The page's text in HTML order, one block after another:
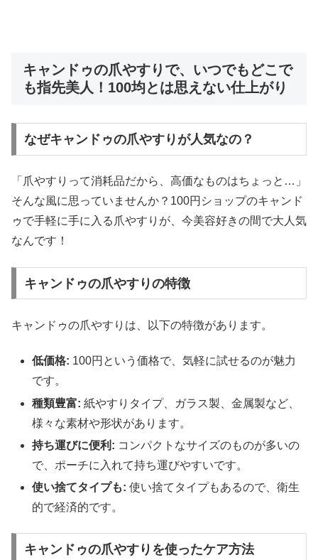
キャンドゥの爪やすりで、いつでもどこで
も指先美人！100均とは思えない仕上がり
なぜキャンドゥの爪やすりが人気なの？
「爪やすりって消耗品だから、高価なものはちょっと…」
そんな風に思っていませんか？100円ショップのキャンド
ゥで手軽に手に入る爪やすりが、今美容好きの間で大人気
なんです！
キャンドゥの爪やすりの特徴
キャンドゥの爪やすりは、以下の特徴があります。
低価格: 100円という価格で、気軽に試せるのが魅力
です。
種類豊富: 紙やすりタイプ、ガラス製、金属製など、
様々な素材や形状があります。
持ち運びに便利: コンパクトなサイズのものが多いの
で、ポーチに入れて持ち運びやすいです。
使い捨てタイプも: 使い捨てタイプもあるので、衛生
的で経済的です。
キャンドゥの爪やすりを使ったケア方法